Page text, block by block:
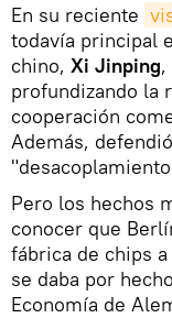
En su reciente
todavía principal
chino, Xi Jinping,
profundizando la
cooperación
Además,
Pero los hechos
conocer que
fábrica de chips
se daba por
Economía de